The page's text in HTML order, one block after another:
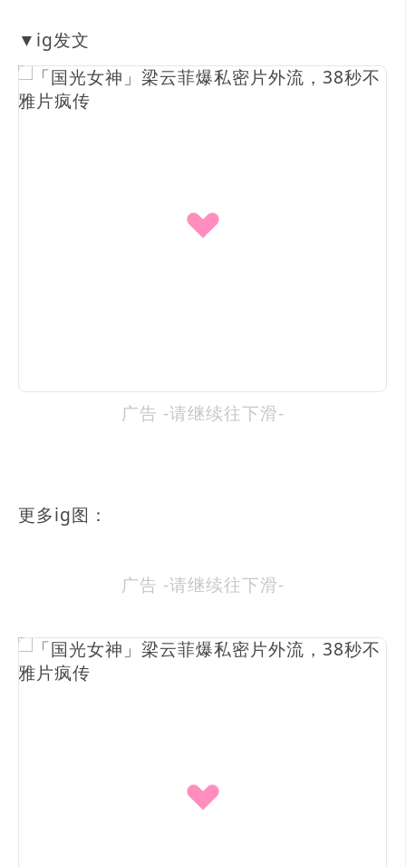
▼ig发文
广告 -请继续往下滑-
更多ig图：
广告 -请继续往下滑-